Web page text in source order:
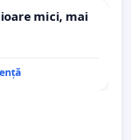
mici, mai